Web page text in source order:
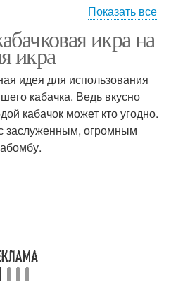
Икра из детства
Вкусные рецепты
Показать все
икра на
икра
идея для использования
кабачка. Ведь вкусно
кабачок может кто угодно.
заслуженным, огромным